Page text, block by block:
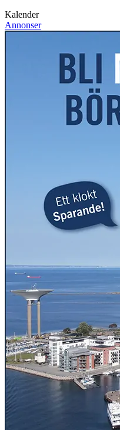
Kalender
Annonser